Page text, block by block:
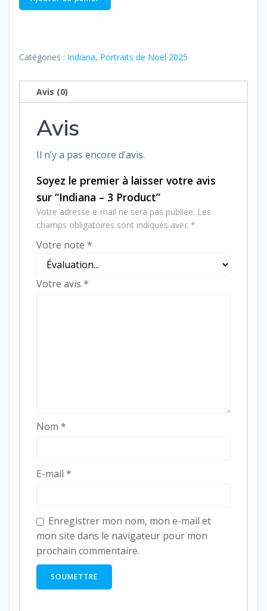
de
3
Catégories : Indiana, Portraits de Noël 2025
Avis (0)
Avis
Il n’y a pas encore d’avis.
Soyez le premier à laisser votre avis
sur “Indiana – 3 Product”
Votre adresse e-mail ne sera pas publiée. Les
champs obligatoires sont indiqués avec *
Votre note *
Votre avis *
Nom *
E-mail *
Enregistrer mon nom, mon e-mail et
mon site dans le navigateur pour mon
prochain commentaire.